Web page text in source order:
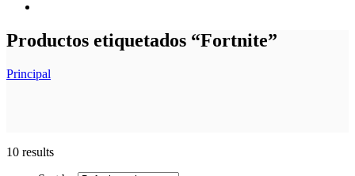
Productos etiquetados “Fortnite”
Principal
10 results